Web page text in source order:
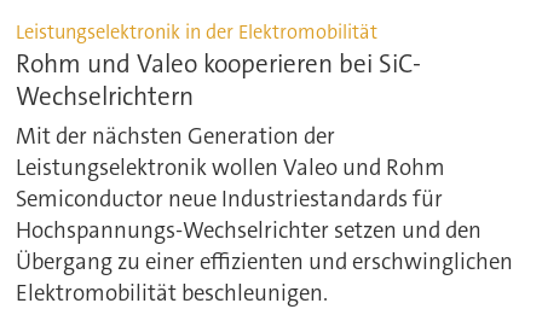
Leistungselektronik in der Elektromobilität
Rohm und Valeo kooperieren bei SiC-
Wechselrichtern
Mit der nächsten Generation der
Leistungselektronik wollen Valeo und Rohm
Semiconductor neue Industriestandards für
Hochspannungs-Wechselrichter setzen und den
Übergang zu einer effizienten und erschwinglichen
Elektromobilität beschleunigen.